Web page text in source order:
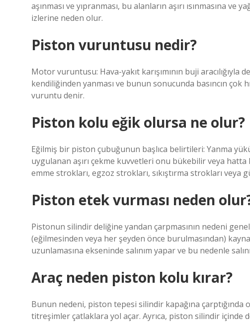
aşınması ve yıpranması, bu alanların aşırı ısınmasına
izlerine neden olur.
Piston vuruntusu nedir?
Motor vuruntusu: Hava-yakıt karışımının buji aracılığıyla
kendiliğinden yanması ve bunun sonucunda basıncın çok
vuruntu denir.
Piston kolu eğik olursa ne olur?
Eğilmiş bir piston çubuğunun başlıca belirtileri: Yanma
uygulanan aşırı çekme kuvvetleri onu bükebilir veya
emme strokları, egzoz strokları, sıkıştırma strokları veya
Piston etek vurması neden
Pistonun silindir deliğine yandan çarpmasının nedeni
(eğilmesinden veya her şeyden önce burulmasından)
uzunlamasına ekseninde salınım yapar ve bu nedenle
Araç neden piston kolu kırar?
Bunun nedeni, piston tepesi silindir kapağına çarptığında
titreşimler çatlaklara yol açar. Ayrıca, piston silindir içinde